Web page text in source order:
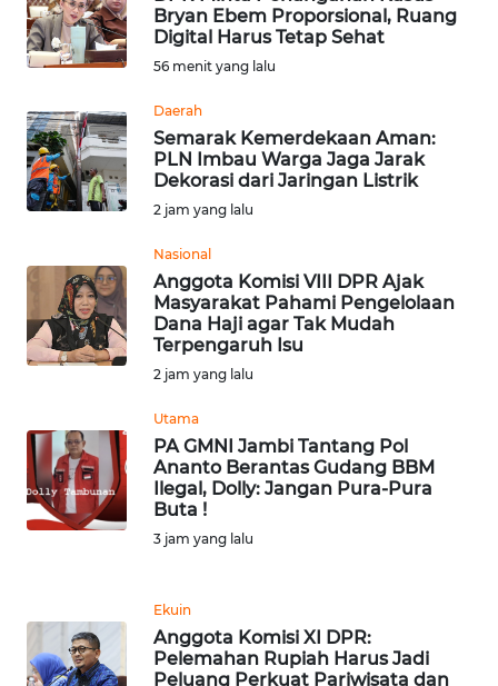
Bryan Ebem Proporsional, Ruang
Digital Harus Tetap Sehat
56 menit yang lalu
Daerah
Semarak Kemerdekaan Aman:
PLN Imbau Warga Jaga Jarak
Dekorasi dari Jaringan Listrik
2 jam yang lalu
Nasional
Anggota Komisi VIII DPR Ajak
Masyarakat Pahami Pengelolaan
Dana Haji agar Tak Mudah
Terpengaruh Isu
2 jam yang lalu
Utama
PA GMNI Jambi Tantang Pol
Ananto Berantas Gudang BBM
Ilegal, Dolly: Jangan Pura-Pura
Buta !
3 jam yang lalu
Ekuin
Anggota Komisi XI DPR:
Pelemahan Rupiah Harus Jadi
Peluang Perkuat Pariwisata dan
WAHANA
WAHANA
TANI
TRAVEL
WAHANA
SPORT
UMKM
WAHANA
SELEB
PERSONA